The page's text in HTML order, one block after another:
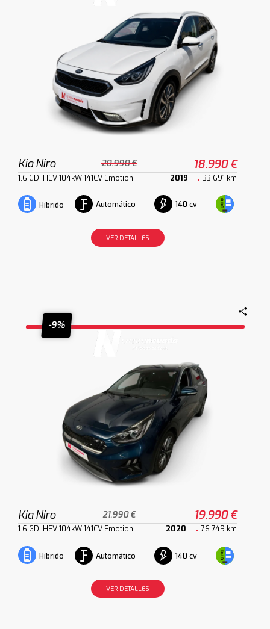
Kia Niro 20.990 € 18.990 €
1.6 GDi HEV 104kW 141CV Emotion 2019 33.691 km
Híbrido Automático 140 cv
VER DETALLES
-9%
Kia Niro 21.990 € 19.990 €
1.6 GDi HEV 104kW 141CV Emotion 2020 76.749 km
Híbrido Automático 140 cv
VER DETALLES